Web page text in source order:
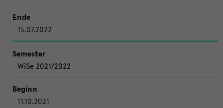
15.07.2022
WiSe 2021/2022
11.10.2021